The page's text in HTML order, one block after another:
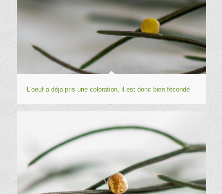
L'oeuf a déja pris une coloration, il est donc bien fécondé